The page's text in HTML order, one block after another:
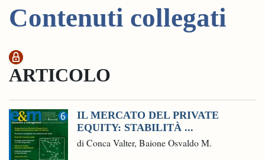
Contenuti collegati
ARTICOLO
IL MERCATO DEL PRIVATE
EQUITY: STABILITÀ ...
di Conca Valter, Baione Osvaldo M.